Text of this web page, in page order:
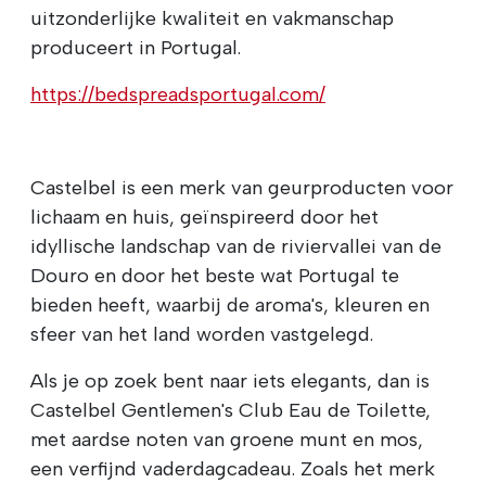
uitzonderlijke kwaliteit en vakmanschap
produceert in Portugal.
https://bedspreadsportugal.com/
Castelbel is een merk van geurproducten voor
lichaam en huis, geïnspireerd door het
idyllische landschap van de riviervallei van de
Douro en door het beste wat Portugal te
bieden heeft, waarbij de aroma's, kleuren en
sfeer van het land worden vastgelegd.
Als je op zoek bent naar iets elegants, dan is
Castelbel Gentlemen's Club Eau de Toilette,
met aardse noten van groene munt en mos,
een verfijnd vaderdagcadeau. Zoals het merk